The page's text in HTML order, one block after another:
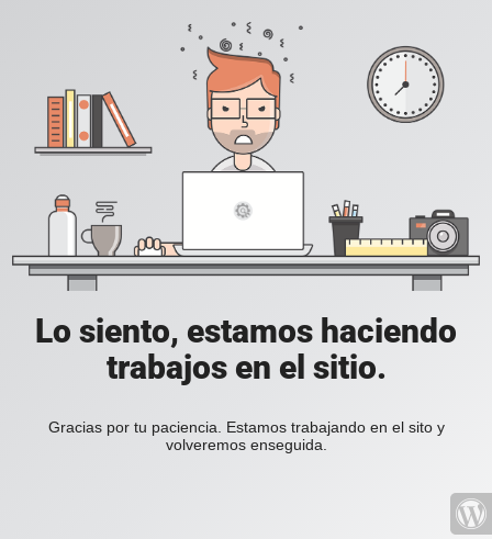
Lo siento, estamos haciendo
trabajos en el sitio.
Gracias por tu paciencia. Estamos trabajando en el sito y
volveremos enseguida.